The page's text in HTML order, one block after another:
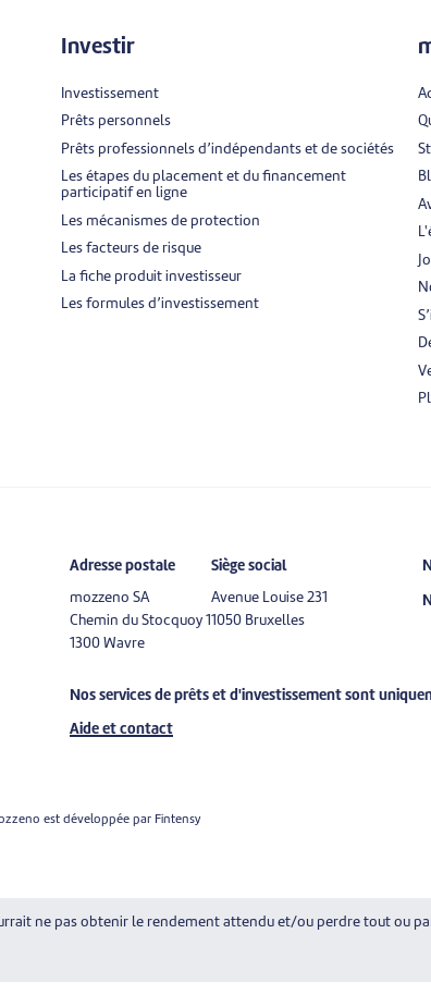
Investir
Investissement
Prêts personnels
Prêts professionnels d’indépendants et de sociétés
Les étapes du placement et du financement
participatif en ligne
Les mécanismes de protection
Les facteurs de risque
La fiche produit investisseur
Les formules d’investissement
Adresse postale
mozzeno SA
Chemin du Stocquoy 1
1300 Wavre
Siège social
Avenue Louise 231
1050 Bruxelles
Nos services de prêts et d'investissement sont
Aide et contact
est développée par Fintensy
ne pas obtenir le rendement attendu et/ou perdre tout ou